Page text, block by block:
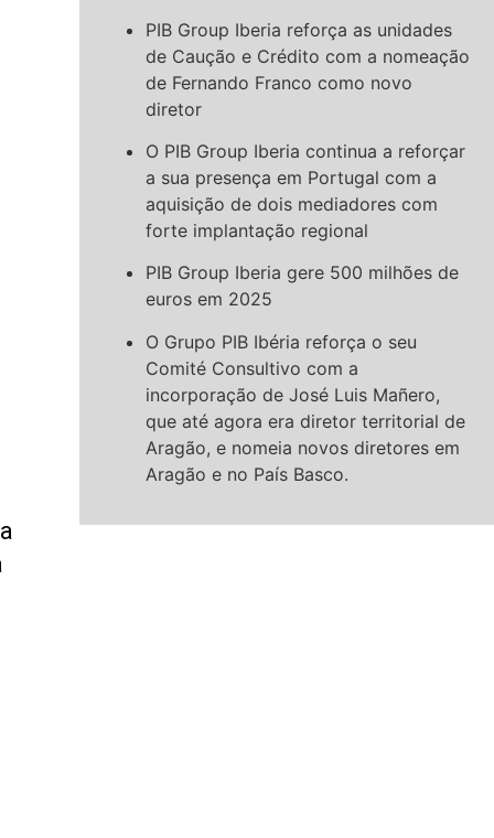
PIB Group Iberia reforça as unidades
de Caução e Crédito com a nomeação
de Fernando Franco como novo
diretor
O PIB Group Iberia continua a reforçar
a sua presença em Portugal com a
aquisição de dois mediadores com
forte implantação regional
PIB Group Iberia gere 500 milhões de
euros em 2025
O Grupo PIB Ibéria reforça o seu
Comité Consultivo com a
incorporação de José Luis Mañero,
que até agora era diretor territorial de
Aragão, e nomeia novos diretores em
Aragão e no País Basco.